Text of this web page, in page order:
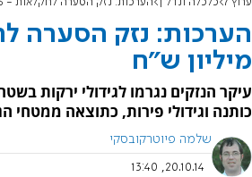
מיליון ש"ח
עיקר הנזקים נגרמו לגידולי ירקות
כותנה וגידולי פירות, כתוצאה ממטחי
שלמה פיוטרקובסקי
20.10.14, 13:40